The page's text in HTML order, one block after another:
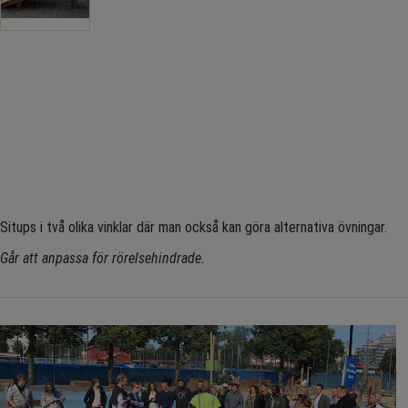
Situps i två olika vinklar där man också kan göra alternativa övningar.
Går att anpassa för rörelsehindrade.